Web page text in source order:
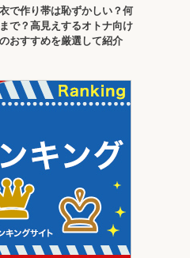
で作り帯は恥ずかしい？何
で？高見えするオトナ向け
おすすめを厳選して紹介